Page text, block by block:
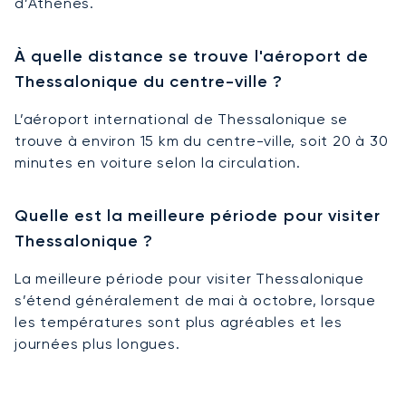
À quelle distance se trouve l'aéroport de
Thessalonique du centre-ville ?
L’aéroport international de Thessalonique se
trouve à environ 15 km du centre-ville, soit 20 à 30
minutes en voiture selon la circulation.
Quelle est la meilleure période pour visiter
Thessalonique ?
La meilleure période pour visiter Thessalonique
s’étend généralement de mai à octobre, lorsque
les températures sont plus agréables et les
journées plus longues.